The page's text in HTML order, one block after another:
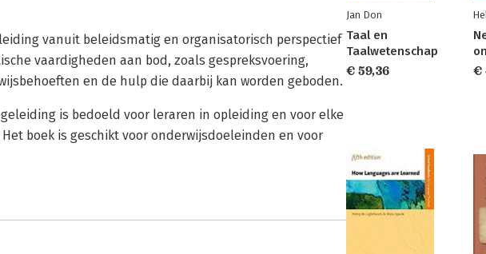
vanuit beleidsmatig en organisatorisch perspectief
vaardigheden aan bod, zoals gespreksvoering,
en de hulp die daarbij kan worden geboden.
is bedoeld voor leraren in opleiding en voor elke
boek is geschikt voor onderwijsdoeleinden en voor
Jan Don
Taal en
Taalwetenschap
€ 59,36
€